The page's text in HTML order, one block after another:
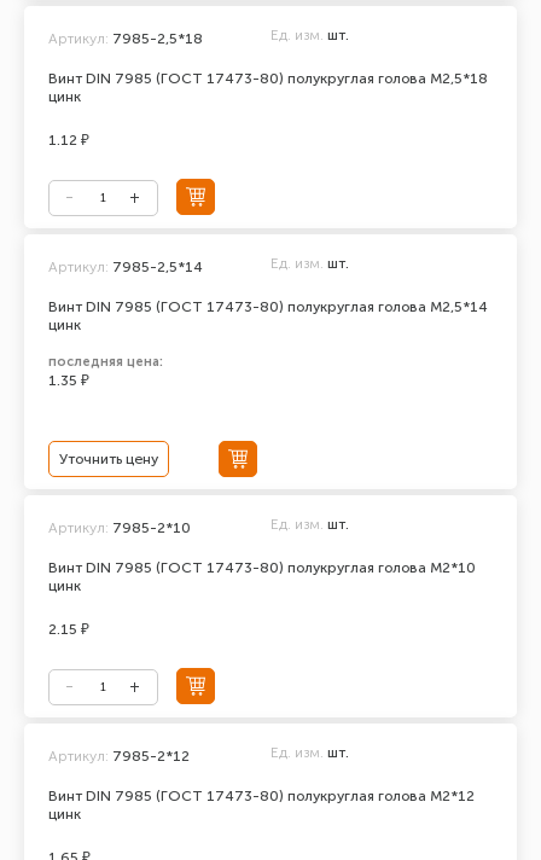
Винт DIN 7985 (ГОСТ 17473-80) полукруглая голова М2,5*18
цинк
Артикул: 7985-2,5*18 Ед. изм. шт.
1.12 ₽
Винт DIN 7985 (ГОСТ 17473-80) полукруглая голова М2,5*14
цинк
Артикул: 7985-2,5*14 Ед. изм. шт.
последняя цена:
1.35 ₽
Уточнить цену
Винт DIN 7985 (ГОСТ 17473-80) полукруглая голова М2*10
цинк
Артикул: 7985-2*10 Ед. изм. шт.
2.15 ₽
Винт DIN 7985 (ГОСТ 17473-80) полукруглая голова М2*12
цинк
Артикул: 7985-2*12 Ед. изм. шт.